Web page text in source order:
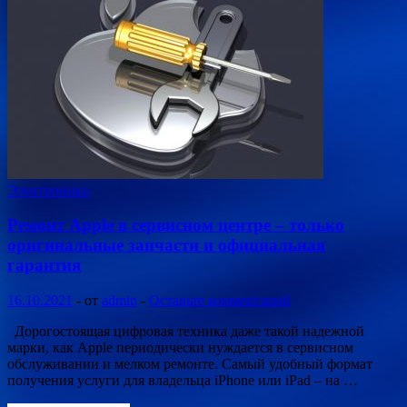
Электроника
Ремонт Apple в сервисном центре – только
оригинальные запчасти и официальная
гарантия
16.10.2021 - от admin - Оставьте комментарий
Дорогостоящая цифровая техника даже такой надежной
марки, как Apple периодически нуждается в сервисном
обслуживании и мелком ремонте. Самый удобный формат
получения услуги для владельца iPhone или iPad – на …